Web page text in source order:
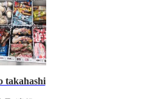
takahashi